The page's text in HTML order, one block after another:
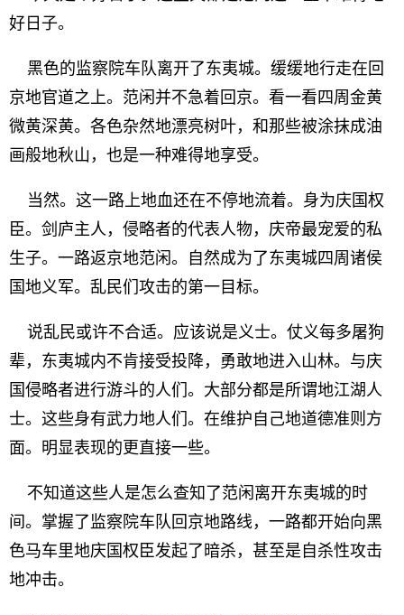
好日子。
黑色的监察院车队离开了东夷城。缓缓地行走在回
京地官道之上。范闲并不急着回京。看一看四周金黄
微黄深黄。各色杂然地漂亮树叶，和那些被涂抹成油
画般地秋山，也是一种难得地享受。
当然。这一路上地血还在不停地流着。身为庆国权
臣。剑庐主人，侵略者的代表人物，庆帝最宠爱的私
生子。一路返京地范闲。自然成为了东夷城四周诸侯
国地义军。乱民们攻击的第一目标。
说乱民或许不合适。应该说是义士。仗义每多屠狗
辈，东夷城内不肯接受投降，勇敢地进入山林。与庆
国侵略者进行游斗的人们。大部分都是所谓地江湖人
士。这些身有武力地人们。在维护自己地道德准则方
面。明显表现的更直接一些。
不知道这些人是怎么查知了范闲离开东夷城的时
间。掌握了监察院车队回京地路线，一路都开始向黑
色马车里地庆国权臣发起了暗杀，甚至是自杀性攻击
地冲击。